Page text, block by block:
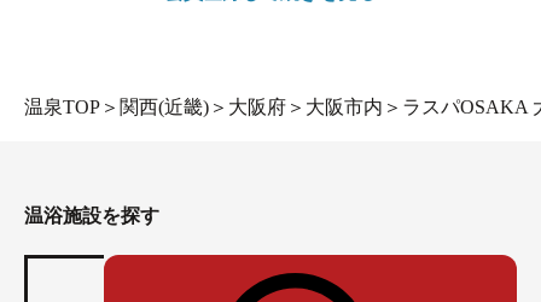
温泉TOP ＞ 関西(近畿) ＞ 大阪府 ＞ 大阪市内 ＞ ラスパOSAKA
温浴施設を探す